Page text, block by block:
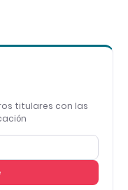
titulares con las